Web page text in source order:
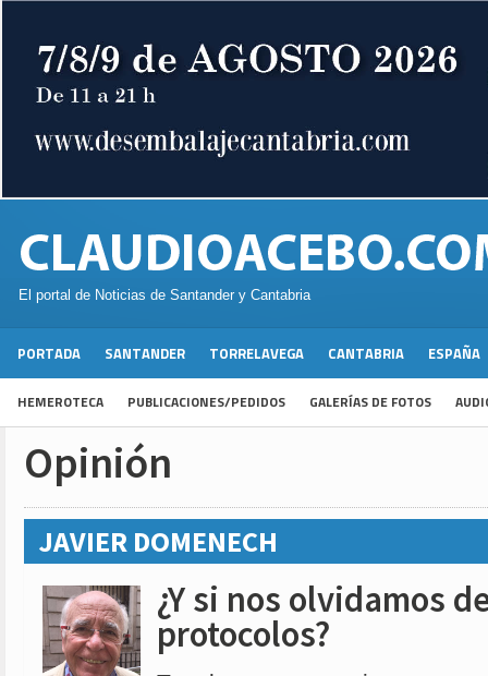
El portal de Noticias de Santander y Cantabria
PORTADA SANTANDER TORRELAVEGA CANTABRIA ESPAÑA
HEMEROTECA PUBLICACIONES/PEDIDOS GALERÍAS DE FOTOS
Opinión
JAVIER DOMENECH
¿Y si nos olvidamos
protocolos?